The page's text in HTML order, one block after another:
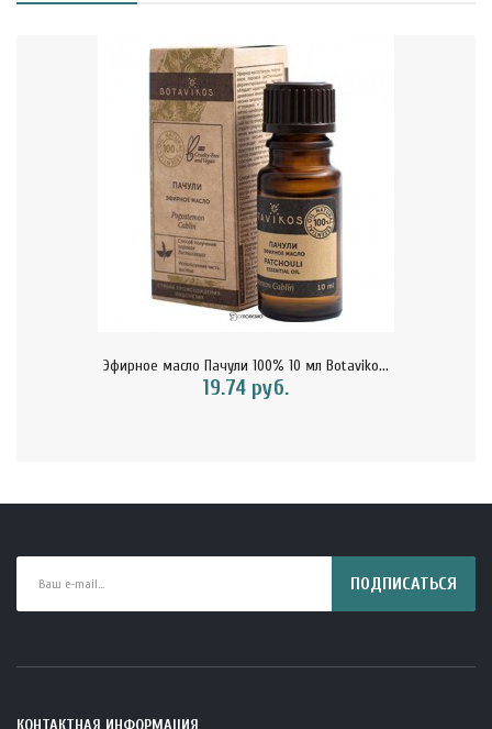
Эфирное масло Пачули 100% 10 мл Botaviko...
19.74 руб.
ПОДПИСАТЬСЯ
КОНТАКТНАЯ ИНФОРМАЦИЯ